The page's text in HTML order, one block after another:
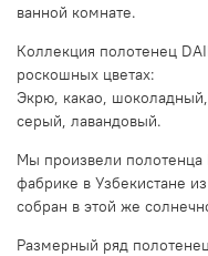
ванной комнате.
Коллекция полотенец
роскошных цветах:
Экрю, какао,
серый, лавандовый.
Мы произвели полотенца
фабрике в Узбекистане
собран в этой же
Размерный ряд